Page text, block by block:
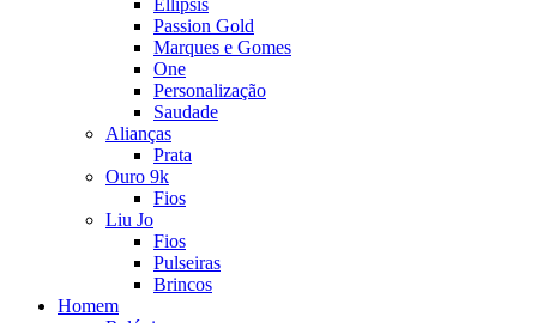
Passion Gold
Marques e Gomes
One
Personalização
Saudade
Alianças
Prata
Ouro 9k
Fios
Liu Jo
Fios
Pulseiras
Brincos
Homem